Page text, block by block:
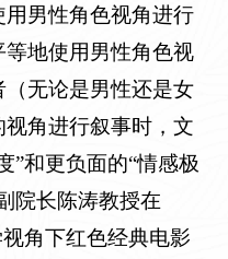
男性角色视角进行
地使用男性角色视
无论是男性还是女
角进行叙事时，文
”和更负面的“情感极
院长陈涛教授在
视角下红色经典电影